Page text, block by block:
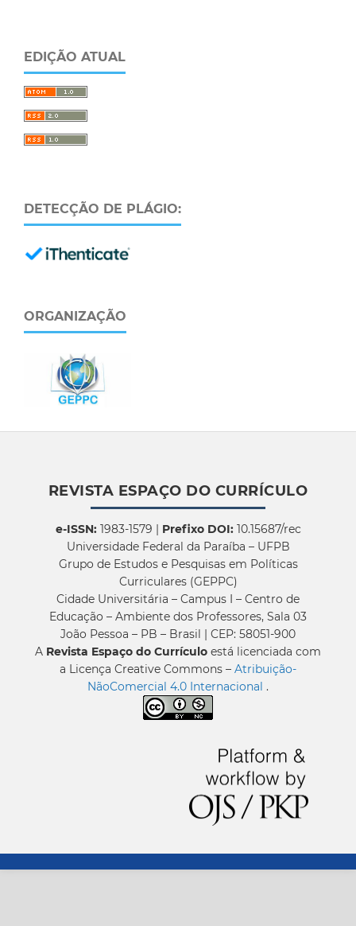
EDIÇÃO ATUAL
DETECÇÃO DE PLÁGIO:
ORGANIZAÇÃO
REVISTA ESPAÇO DO CURRÍCULO
e-ISSN:1983-1579 | Prefixo DOI:10.15687/rec
Universidade Federal da Paraíba – UFPB
Grupo de Estudos e Pesquisas em Políticas
Curriculares (GEPPC)
Cidade Universitária – Campus I – Centro de
Educação – Ambiente dos Professores, Sala 03
João Pessoa – PB – Brasil | CEP: 58051-900
A Revista Espaço do Currículo está licenciada com
a Licença Creative Commons – Atribuição-
NãoComercial 4.0 Internacional .